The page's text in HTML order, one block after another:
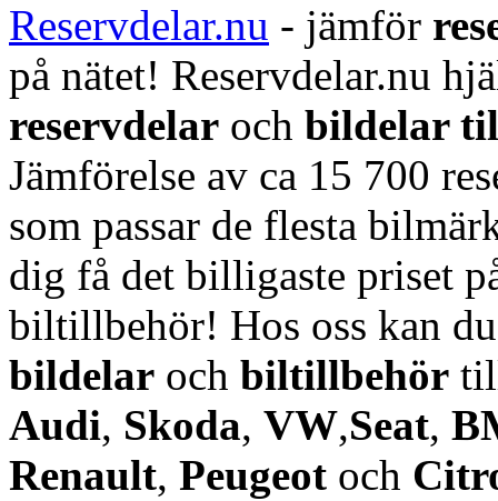
Reservdelar.nu - jämför
på nätet! Reservdelar.nu
reservdelar och bildelar
Jämförelse av ca 15 700
som passar de flesta
dig få det billigaste priset
biltillbehör! Hos oss kan
bildelar och biltillbehör
Audi, Skoda, VW,Seat,
Renault, Peugeot och